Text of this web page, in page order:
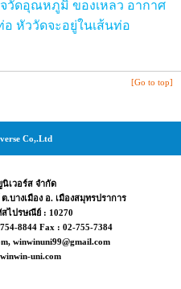
จวัดอุณหภูมิ ของเหลว อากาศ
อ หัววัดจะอยู่ในเส้นท่อ
[Go to top]
Co,.Ltd
เวอร์ส จำกัด
.บางเมือง อ. เมืองสมุทรปราการ
ไปรษณีย์ : 10270
8844 Fax : 02-755-7384
winwinuni99@gmail.com
uni.com